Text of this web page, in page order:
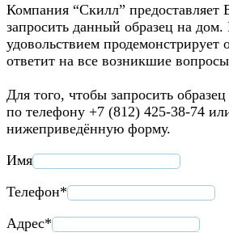
Компания “Скилл” предоставляет
запросить данный образец на
удовольствием продемонстрирует
ответит на все возникшие
Для того, чтобы запросить
по телефону +7 (812) 425-38-74
нижеприведённую форму.
Имя
Телефон*
Адрес*